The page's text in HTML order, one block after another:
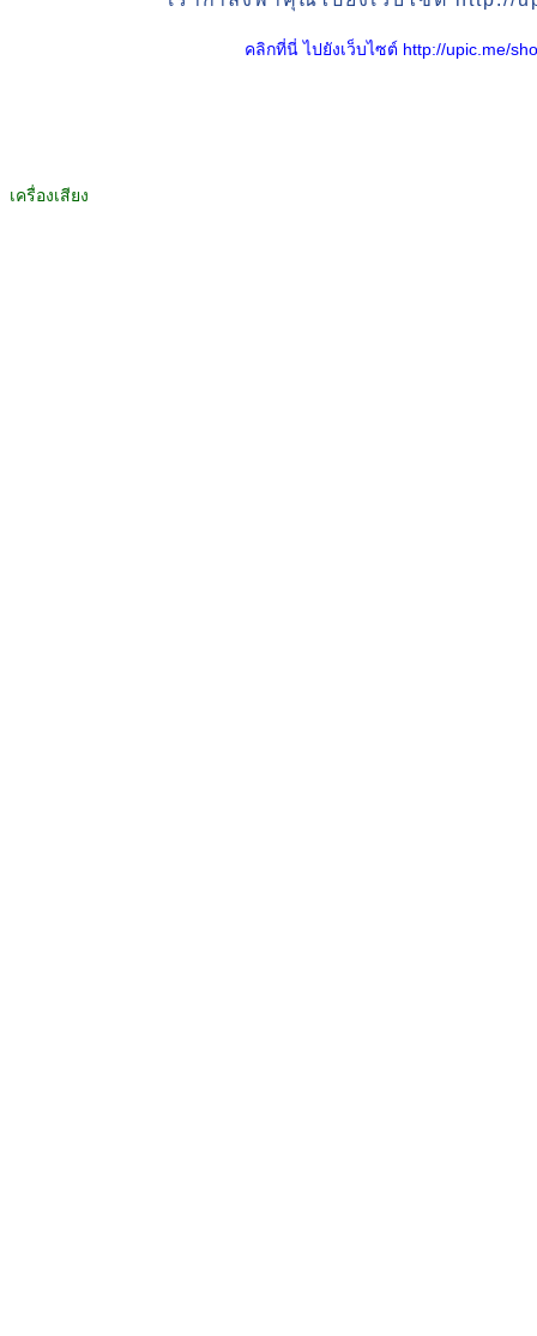
คลิกที่นี่ ไปยังเว็บไซต์ http://upic.me/
เครื่องเสียง